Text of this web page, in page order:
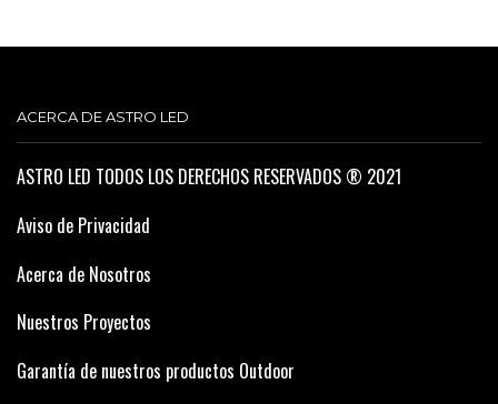
ACERCA DE ASTRO LED
ASTRO LED TODOS LOS DERECHOS RESERVADOS ® 2021
Aviso de Privacidad
Acerca de Nosotros
Nuestros Proyectos
Garantía de nuestros productos Outdoor